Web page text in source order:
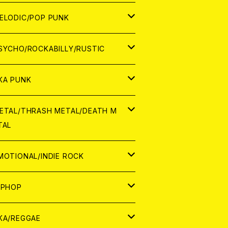
ログ
ログ
POP PUNK
ROCKABILLY/RUSTIC
PUNK
THRASH METAL/DEATH M
INDIE ROCK
REGGAE